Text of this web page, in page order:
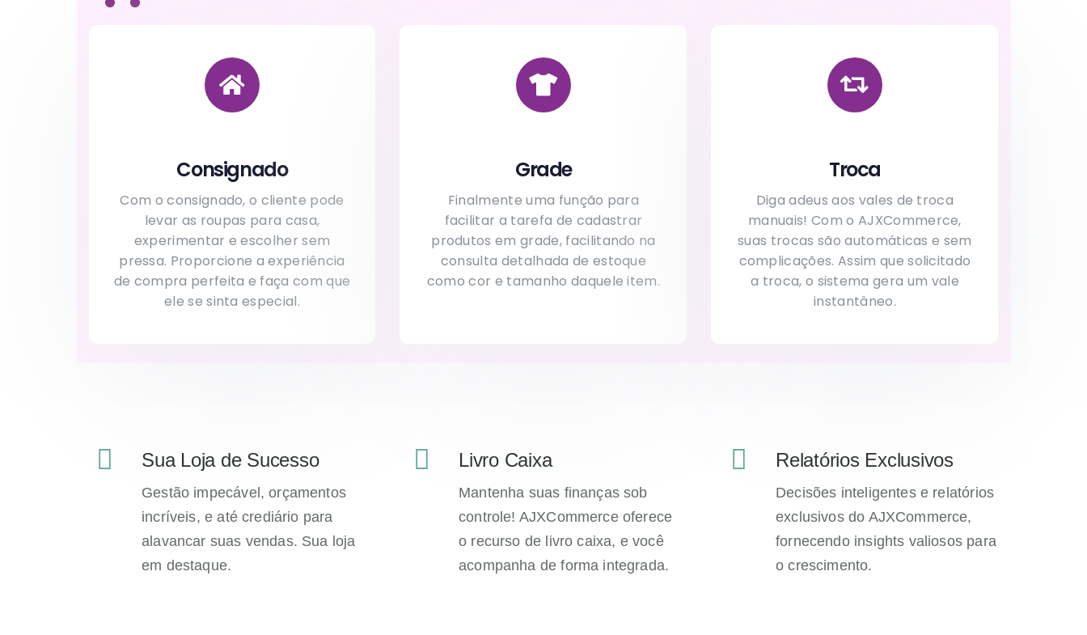
Consignado
Com o consignado, o cliente pode
levar as roupas para casa,
experimentar e escolher sem
pressa. Proporcione a experiência
de compra perfeita e faça com que
ele se sinta especial.
Grade
Finalmente uma função para
facilitar a tarefa de cadastrar
produtos em grade, facilitando na
consulta detalhada de estoque
como cor e tamanho daquele item.
Troca
Diga adeus aos vales de troca
manuais! Com o AJXCommerce,
suas trocas são automáticas e sem
complicações. Assim que solicitado
a troca, o sistema gera um vale
instantâneo.
Sua Loja de Sucesso
Gestão impecável, orçamentos
incríveis, e até crediário para
alavancar suas vendas. Sua loja
em destaque.
Livro Caixa
Mantenha suas finanças sob
controle! AJXCommerce oferece
o recurso de livro caixa, e você
acompanha de forma integrada.
Relatórios Exclusivos
Decisões inteligentes e relatórios
exclusivos do AJXCommerce,
fornecendo insights valiosos para
o crescimento.